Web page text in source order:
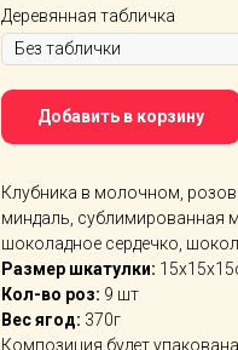
Деревянная табличка
Добавить в корзину
Клубника в молочном,
миндаль, сублимированная
шоколадное сердечко,
Размер шкатулки:
Кол-во роз: 9 шт
Вес ягод: 370г
Композиция будет